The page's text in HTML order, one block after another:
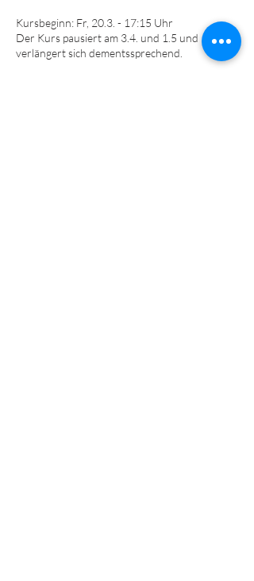
Kursbeginn: Fr, 20.3. - 17:15 Uhr
Der Kurs pausiert am 3.4. und 1.5 und
verlängert sich dementssprechend.